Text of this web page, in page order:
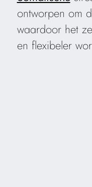
ontworpen om
waardoor het
en flexibeler